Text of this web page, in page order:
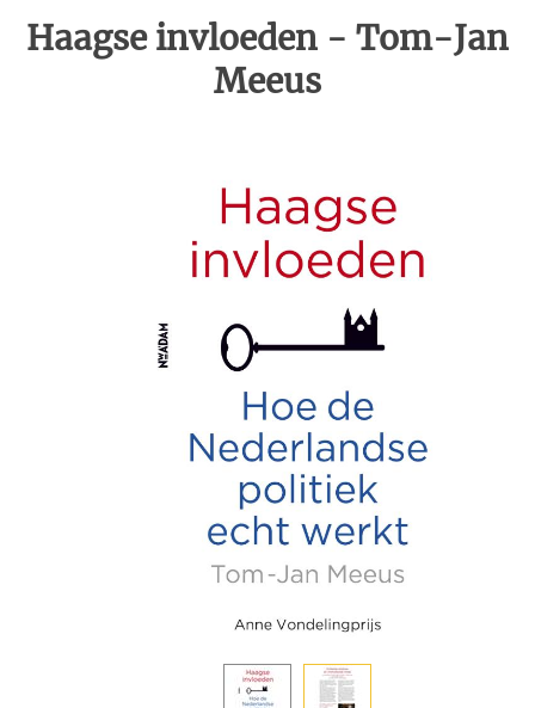
Haagse invloeden - Tom-Jan
Meeus